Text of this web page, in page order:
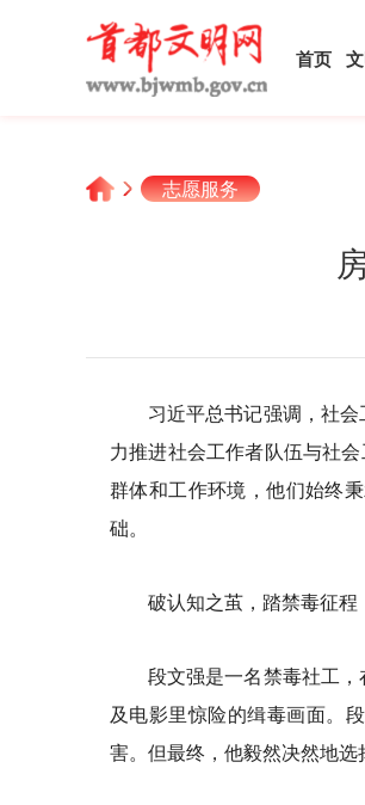
首页
志愿服务
习近平总书记强调，社
力推进社会工作者队伍与社
群体和工作环境，他们始终
础。
破认知之茧，踏禁毒征程
段文强是一名禁毒社工
及电影里惊险的缉毒画面。
害。但最终，他毅然决然地选